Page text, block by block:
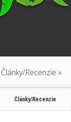
Články/Recenzie »
Články/Recenzie